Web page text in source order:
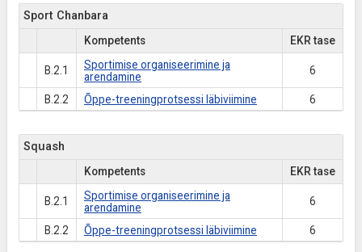
Sport Chanbara
Kompetents EKR tase
B.2.1
Sportimise organiseerimine ja
arendamine
6
B.2.2 Õppe-treeningprotsessi läbiviimine 6
Squash
Kompetents EKR tase
B.2.1
Sportimise organiseerimine ja
arendamine
6
B.2.2 Õppe-treeningprotsessi läbiviimine 6